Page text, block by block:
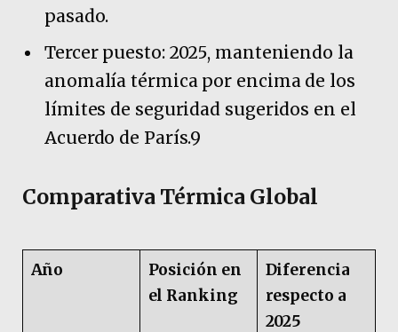
pasado.
Tercer puesto: 2025, manteniendo la
anomalía térmica por encima de los
límites de seguridad sugeridos en el
Acuerdo de París.9
Comparativa Térmica Global
Año
Posición en
el Ranking
Diferencia
respecto a
2025